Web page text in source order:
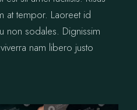
at tempor. Laoreet id
non sodales. Dignissim
nam libero justo